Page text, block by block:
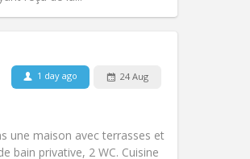
1 day ago 24 Aug
une maison avec terrasses et
bain privative, 2 WC. Cuisine
Calm, warm, studious